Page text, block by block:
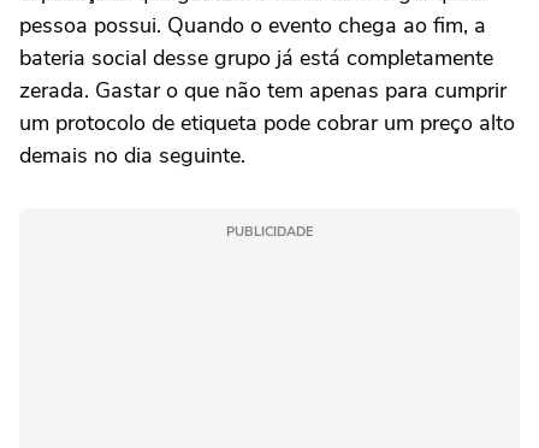
pessoa possui. Quando o evento chega ao fim, a
bateria social desse grupo já está completamente
zerada. Gastar o que não tem apenas para cumprir
um protocolo de etiqueta pode cobrar um preço alto
demais no dia seguinte.
PUBLICIDADE